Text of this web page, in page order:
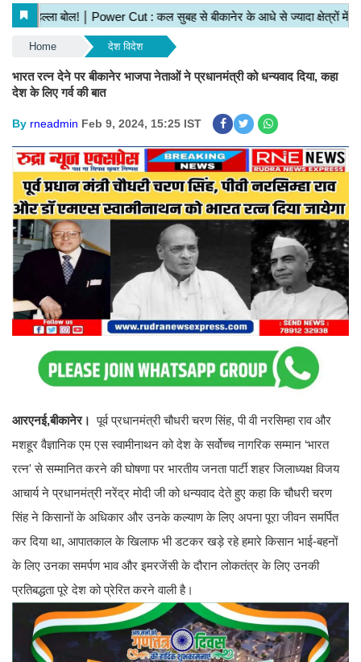
Home देश विदेश
भारत रत्न देने पर बीकानेर भाजपा नेताओं ने प्रधानमंत्री को धन्यवाद दिया, कहा
देश के लिए गर्व की बात
By rneadmin Feb 9, 2024, 15:25 IST
आरएनई,बीकानेर। पूर्व प्रधानमंत्री चौधरी चरण सिंह, पी वी नरसिम्हा राव और
मशहूर वैज्ञानिक एम एस स्वामीनाथन को देश के सर्वोच्च नागरिक सम्मान ‘भारत
रत्न' से सम्मानित करने की घोषणा पर भारतीय जनता पार्टी शहर जिलाध्यक्ष विजय
आचार्य ने प्रधानमंत्री नरेंद्र मोदी जी को धन्यवाद देते हुए कहा कि चौधरी चरण
सिंह ने किसानों के अधिकार और उनके कल्याण के लिए अपना पूरा जीवन समर्पित
कर दिया था, आपातकाल के खिलाफ भी डटकर खड़े रहे हमारे किसान भाई-बहनों
के लिए उनका समर्पण भाव और इमरजेंसी के दौरान लोकतंत्र के लिए उनकी
प्रतिबद्धता पूरे देश को प्रेरित करने वाली है।